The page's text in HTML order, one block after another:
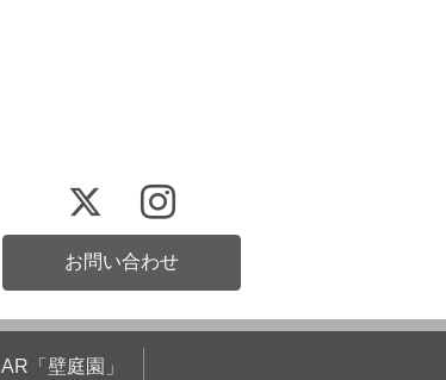
お問い合わせ
AR「壁庭園」